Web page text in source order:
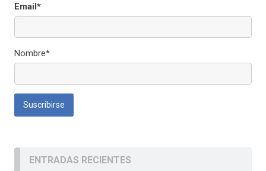
Email*
Nombre*
ENTRADAS RECIENTES